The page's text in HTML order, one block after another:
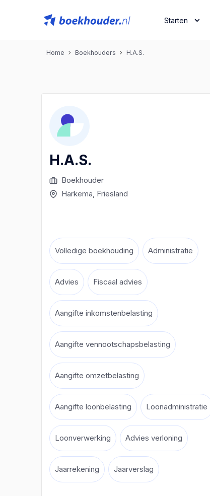
Starten
Home Boekhouders H.A.S.
H.A.S.
Boekhouder
Harkema, Friesland
Volledige boekhouding Administratie
Advies Fiscaal advies
Aangifte inkomstenbelasting
Aangifte vennootschapsbelasting
Aangifte omzetbelasting
Aangifte loonbelasting Loonadministratie
Loonverwerking Advies verloning
Jaarrekening Jaarverslag